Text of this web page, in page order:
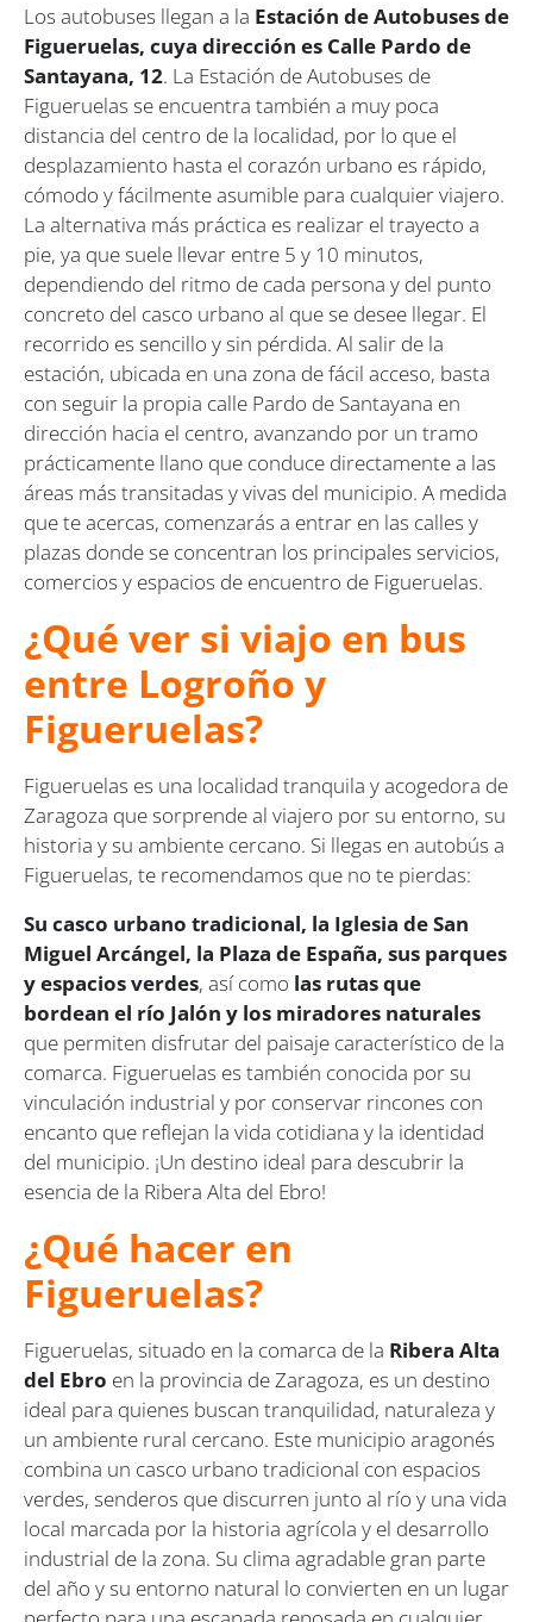
Los autobuses llegan a la Estación de Autobuses de
Figueruelas, cuya dirección es Calle Pardo de
Santayana, 12. La Estación de Autobuses de
Figueruelas se encuentra también a muy poca
distancia del centro de la localidad, por lo que el
desplazamiento hasta el corazón urbano es rápido,
cómodo y fácilmente asumible para cualquier viajero.
La alternativa más práctica es realizar el trayecto a
pie, ya que suele llevar entre 5 y 10 minutos,
dependiendo del ritmo de cada persona y del punto
concreto del casco urbano al que se desee llegar. El
recorrido es sencillo y sin pérdida. Al salir de la
estación, ubicada en una zona de fácil acceso, basta
con seguir la propia calle Pardo de Santayana en
dirección hacia el centro, avanzando por un tramo
prácticamente llano que conduce directamente a las
áreas más transitadas y vivas del municipio. A medida
que te acercas, comenzarás a entrar en las calles y
plazas donde se concentran los principales servicios,
comercios y espacios de encuentro de Figueruelas.
¿Qué ver si viajo en bus
entre Logroño y
Figueruelas?
Figueruelas es una localidad tranquila y acogedora de
Zaragoza que sorprende al viajero por su entorno, su
historia y su ambiente cercano. Si llegas en autobús a
Figueruelas, te recomendamos que no te pierdas:
Su casco urbano tradicional, la Iglesia de San
Miguel Arcángel, la Plaza de España, sus parques
y espacios verdes, así como las rutas que
bordean el río Jalón y los miradores naturales
que permiten disfrutar del paisaje característico de la
comarca. Figueruelas es también conocida por su
vinculación industrial y por conservar rincones con
encanto que reflejan la vida cotidiana y la identidad
del municipio. ¡Un destino ideal para descubrir la
esencia de la Ribera Alta del Ebro!
¿Qué hacer en
Figueruelas?
Figueruelas, situado en la comarca de la Ribera Alta
del Ebro en la provincia de Zaragoza, es un destino
ideal para quienes buscan tranquilidad, naturaleza y
un ambiente rural cercano. Este municipio aragonés
combina un casco urbano tradicional con espacios
verdes, senderos que discurren junto al río y una vida
local marcada por la historia agrícola y el desarrollo
industrial de la zona. Su clima agradable gran parte
del año y su entorno natural lo convierten en un lugar